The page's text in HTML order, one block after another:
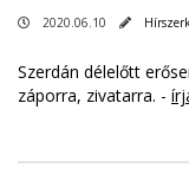
2020.06.10
Szerdán délelőtt
záporra, zivatarra. -